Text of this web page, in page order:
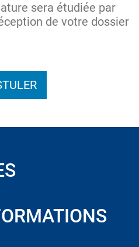
sera étudiée par
de votre dossier